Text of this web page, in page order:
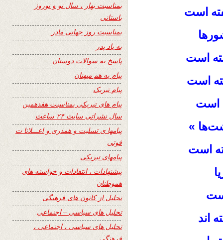
است
است
است
است
»
است
اند
بمناسبت بهار ، سال نو و نوروز
باستانی
بمناسبت روز جهانی مادر
به یاد پدر
پاسخ به سوالات دوستان
پیام به هم میهنان
پیام تبریک
پیام های تبریکی بمناسبت هفدهمین
سال نشراتی سایت ۲۴ ساعت
پیامها ی تسلیت و همدری و اعـــلانا ت
فوتی
پیامهای تبریکی
پیشنهادات ، انتقادات و خواسته های
هموطنان
تجلیل از کانون های فرهنگی
تحلیل های سیاسی – اجتماعی
تحلیل های سیاسی ، اجتماعی ،